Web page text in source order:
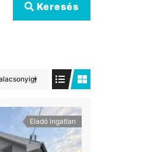
Keresés
Eladó ingatlan